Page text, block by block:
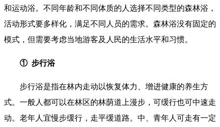
和运动浴。不同年龄和不同体质的人选择不同类型的森林浴，
活动形式要多样化，满足不同人员的需求。森林浴没有固定的
模式，但需要考虑当地游客及人民的生活水平和习惯。
① 步行浴
步行浴是指在林内走动以恢复体力、增进健康的养生方
式。一般人都可以在林区的林荫道上漫步，可缓行也可中速走
动。老年人宜慢步缓行，走平缓道路。中、青年人可走有一定